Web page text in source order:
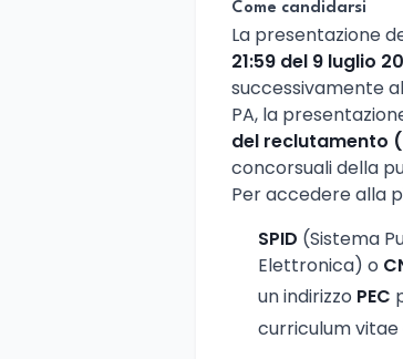
Come candidarsi
La presentazione
21:59 del 9 luglio
successivamente
PA, la
del reclutamento
concorsuali della
Per accedere alla
SPID (Sistema
Elettronica) o
un indirizzo PEC
curriculum